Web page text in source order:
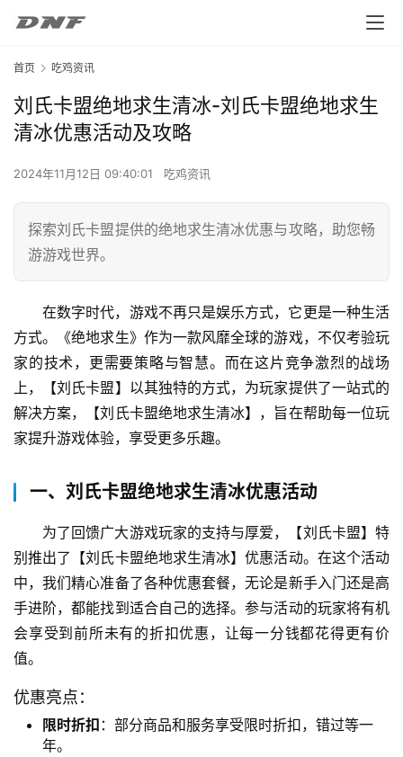
首页 吃鸡资讯
刘氏卡盟绝地求生清冰-刘氏卡盟绝地求生
清冰优惠活动及攻略
2024年11月12日 09:40:01 吃鸡资讯
探索刘氏卡盟提供的绝地求生清冰优惠与攻略，助您畅
游游戏世界。
在数字时代，游戏不再只是娱乐方式，它更是一种生活
方式。《绝地求生》作为一款风靡全球的游戏，不仅考验玩
家的技术，更需要策略与智慧。而在这片竞争激烈的战场
上，【刘氏卡盟】以其独特的方式，为玩家提供了一站式的
解决方案，【刘氏卡盟绝地求生清冰】，旨在帮助每一位玩
家提升游戏体验，享受更多乐趣。
一、刘氏卡盟绝地求生清冰优惠活动
为了回馈广大游戏玩家的支持与厚爱，【刘氏卡盟】特
别推出了【刘氏卡盟绝地求生清冰】优惠活动。在这个活动
中，我们精心准备了各种优惠套餐，无论是新手入门还是高
手进阶，都能找到适合自己的选择。参与活动的玩家将有机
会享受到前所未有的折扣优惠，让每一分钱都花得更有价
值。
优惠亮点：
限时折扣 ：部分商品和服务享受限时折扣，错过等一
年。